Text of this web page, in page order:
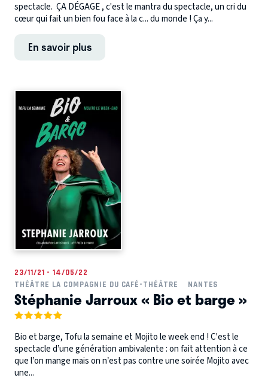
spectacle. ÇA DÉGAGE , c'est le mantra du spectacle, un cri du
cœur qui fait un bien fou face à la c... du monde ! Ça y...
En savoir plus
23/11/21 - 14/05/22
THÉÂTRE LA COMPAGNIE DU CAFÉ-THÉÂTRE
NANTES
Stéphanie Jarroux « Bio et barge »
Bio et barge, Tofu la semaine et Mojito le week end ! C'est le
spectacle d’une génération ambivalente : on fait attention à ce
que l’on mange mais on n’est pas contre une soirée Mojito avec
une...